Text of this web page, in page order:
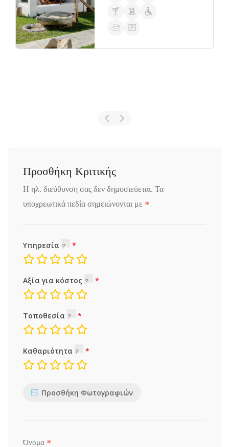
Προσθήκη Κριτικής
Η ηλ. διεύθυνση σας δεν δημοσιεύεται. Τα
υποχρεωτικά πεδία σημειώνονται με *
Υπηρεσία
Αξία για κόστος
Τοποθεσία
Καθαριότητα
Προσθήκη Φωτογραφιών
Όνομα *